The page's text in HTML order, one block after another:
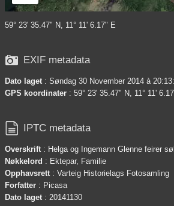
59° 23' 35.47" N, 11° 11' 6.17" E
 EXIF metadata
Dato laget : Søndag 30 November 2014 à
GPS koordinater : 59° 23' 35.47" N, 11° 11'
 IPTC metadata
Overskrift : Helga og Ingemann Glenne feirer
Nøkkelord : Ektepar, Familie
Opphavsrett : Varteig Historielags Fotosamling
Forfatter : Picasa
Dato laget : 20141130